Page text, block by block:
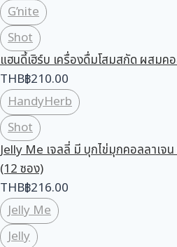
G’nite
Shot
แฮนดี้เฮิร์บ เครื่องดื่มโสมสกัด ผสมค
THB฿210.00
HandyHerb
Shot
Jelly Me เจลลี่ มี บุกไข่มุกคอลลาเจ
(12 ซอง)
THB฿216.00
Jelly Me
Jelly